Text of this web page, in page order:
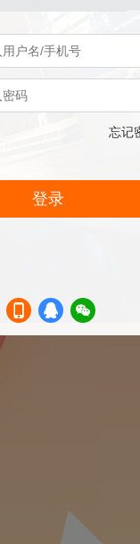
忘记
登录
机登
登录
信登